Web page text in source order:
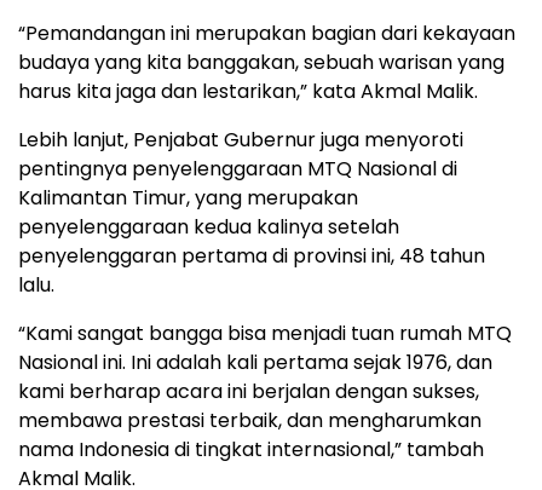
“Pemandangan ini merupakan bagian dari kekayaan
budaya yang kita banggakan, sebuah warisan yang
harus kita jaga dan lestarikan,” kata Akmal Malik.
Lebih lanjut, Penjabat Gubernur juga menyoroti
pentingnya penyelenggaraan MTQ Nasional di
Kalimantan Timur, yang merupakan
penyelenggaraan kedua kalinya setelah
penyelenggaran pertama di provinsi ini, 48 tahun
lalu.
“Kami sangat bangga bisa menjadi tuan rumah MTQ
Nasional ini. Ini adalah kali pertama sejak 1976, dan
kami berharap acara ini berjalan dengan sukses,
membawa prestasi terbaik, dan mengharumkan
nama Indonesia di tingkat internasional,” tambah
Akmal Malik.